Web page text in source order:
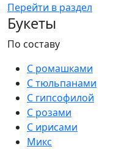
Перейти в раздел
Букеты
По составу
С ромашками
С тюльпанами
С гипсофилой
С розами
С ирисами
Микс